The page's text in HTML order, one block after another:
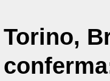
Torino,